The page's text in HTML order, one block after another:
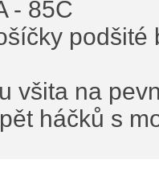
- 85C
všita na
háčků s